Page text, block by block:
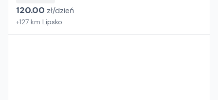
120.00 zł/dzień
+127 km Lipsko